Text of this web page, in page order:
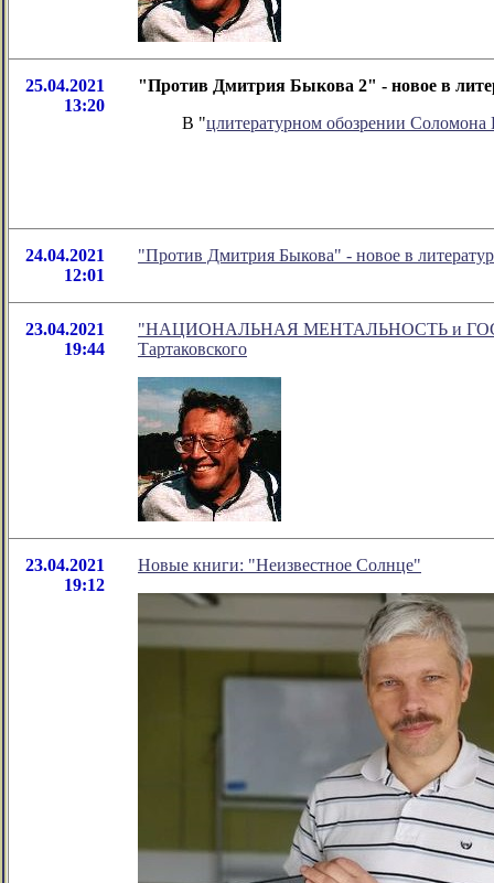
25.04.2021
13:20
"Против Дмитрия Быкова 2" - новое в
В "цлитературном обозрении
24.04.2021
12:01
"Против Дмитрия Быкова" - новое в
23.04.2021
19:44
"НАЦИОНАЛЬНАЯ МЕНТАЛЬНОСТЬ и
Тартаковского
23.04.2021
19:12
Новые книги: "Неизвестное Солнце"